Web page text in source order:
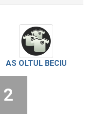
AS OLTUL BECIU
2